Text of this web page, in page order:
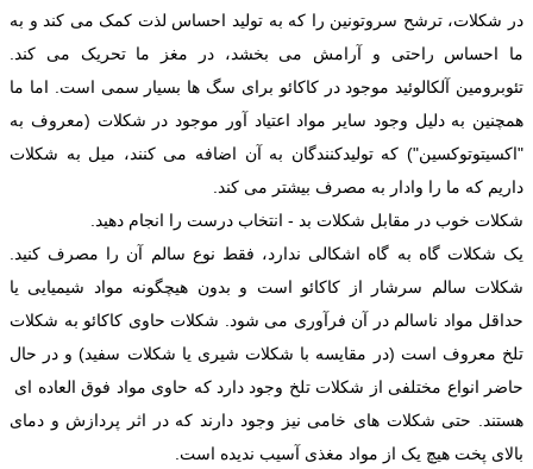
در شکلات، ترشح سروتونین را که به تولید احساس لذت کمک می کند و به
ما احساس راحتی و آرامش می بخشد، در مغز ما تحریک می کند.
تئوبرومین آلکالوئید موجود در کاکائو برای سگ ها بسیار سمی است. اما ما
همچنین به دلیل وجود سایر مواد اعتیاد آور موجود در شکلات (معروف به
"اکسیتوتوکسین") که تولیدکنندگان به آن اضافه می کنند، میل به شکلات
داریم که ما را وادار به مصرف بیشتر می کند.
شکلات خوب در مقابل شکلات بد - انتخاب درست را انجام دهید.
یک شکلات گاه به گاه اشکالی ندارد، فقط نوع سالم آن را مصرف کنید.
شکلات سالم سرشار از کاکائو است و بدون هیچگونه مواد شیمیایی یا
حداقل مواد ناسالم در آن فرآوری می شود. شکلات حاوی کاکائو به شکلات
تلخ معروف است (در مقایسه با شکلات شیری یا شکلات سفید) و در حال
حاضر انواع مختلفی از شکلات تلخ وجود دارد که حاوی مواد فوق العاده ای
هستند. حتی شکلات های خامی نیز وجود دارند که در اثر پردازش و دمای
بالای پخت هیچ یک از مواد مغذی آسیب ندیده است.